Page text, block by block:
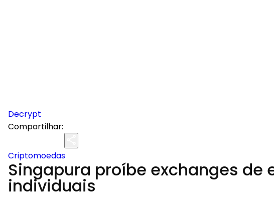
Decrypt
Compartilhar:
Criptomoedas
Singapura proíbe exchanges
individuais